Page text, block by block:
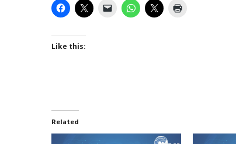
Like this:
Related